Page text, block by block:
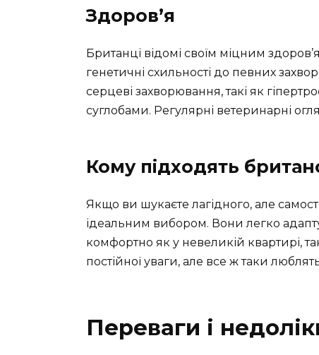
Здоров’я
Британці відомі своїм міцним
генетичні схильності до певних
серцеві захворювання, такі як
суглобами. Регулярні ветеринарні
Кому підходять
Якщо ви шукаєте лагідного, але
ідеальним вибором. Вони легко
комфортно як у невеликій квартирі,
постійної уваги, але все ж таки
Переваги і